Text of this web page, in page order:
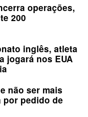
operações,
200
inglês, atleta
jogará nos EUA
não ser mais
por pedido de